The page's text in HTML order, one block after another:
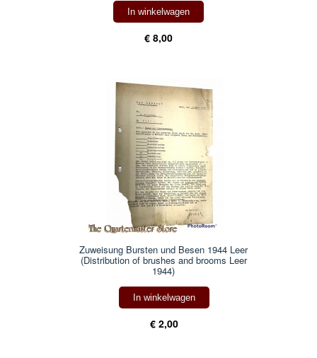
In winkelwagen
€ 8,00
Zuweisung Bursten und Besen 1944 Leer
(Distribution of brushes and brooms Leer
1944)
In winkelwagen
€ 2,00